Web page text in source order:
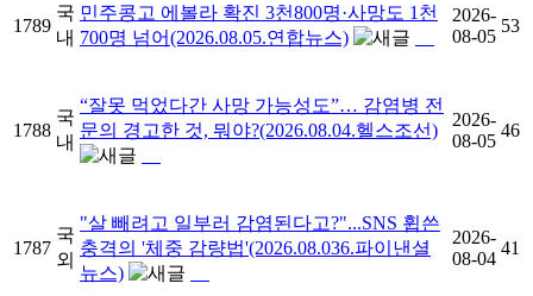
1789
국
내
민주콩고 에볼라 확진 3천800명·사망도 1천
700명 넘어(2026.08.05.연합뉴스)
2026-
08-05
53
1788
국
내
“잘못 먹었다간 사망 가능성도”… 감염병 전
문의 경고한 것, 뭐야?(2026.08.04.헬스조선)
2026-
08-05
46
1787
국
외
"살 빼려고 일부러 감염된다고?"...SNS 휩쓴
충격의 '체중 감량법'(2026.08.036.파이낸셜
뉴스)
2026-
08-04
41